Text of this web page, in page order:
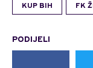
KUP BIH FK
PODIJELI